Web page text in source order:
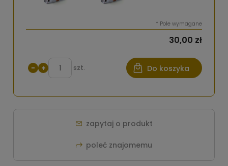
* Pole wymagane
30,00 zł
− + szt. Do koszyka
zapytaj o produkt
poleć znajomemu